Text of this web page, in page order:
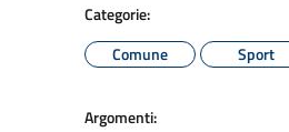
Categorie:
Comune
Sport
Argomenti: